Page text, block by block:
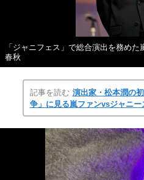
「ジャニフェス」で総合演出を務め
春秋
記事を読む 演出家・松本潤の
争」に見る嵐ファンvsジャニ